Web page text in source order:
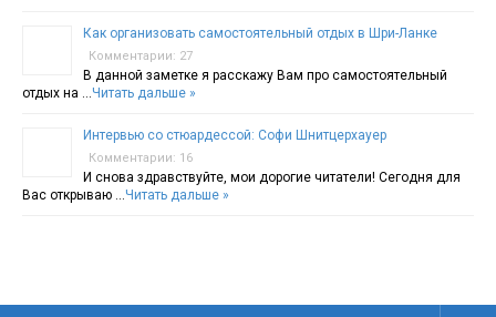
Как организовать самостоятельный отдых в Шри-Ланке
Комментарии: 27
В данной заметке я расскажу Вам про самостоятельный
отдых на … Читать дальше »
Интервью со стюардессой: Софи Шнитцерхауер
Комментарии: 16
И снова здравствуйте, мои дорогие читатели! Сегодня для
Вас открываю … Читать дальше »